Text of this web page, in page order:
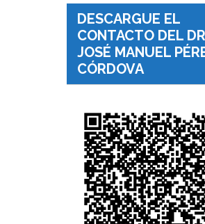
DESCARGUE EL
CONTACTO DEL
JOSÉ MANUEL
CÓRDOVA